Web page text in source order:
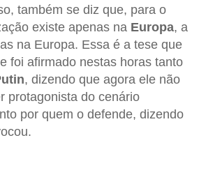
também se diz que, para o
existe apenas na Europa, a
na Europa. Essa é a tese que
foi afirmado nestas horas tanto
, dizendo que agora ele não
protagonista do cenário
por quem o defende, dizendo